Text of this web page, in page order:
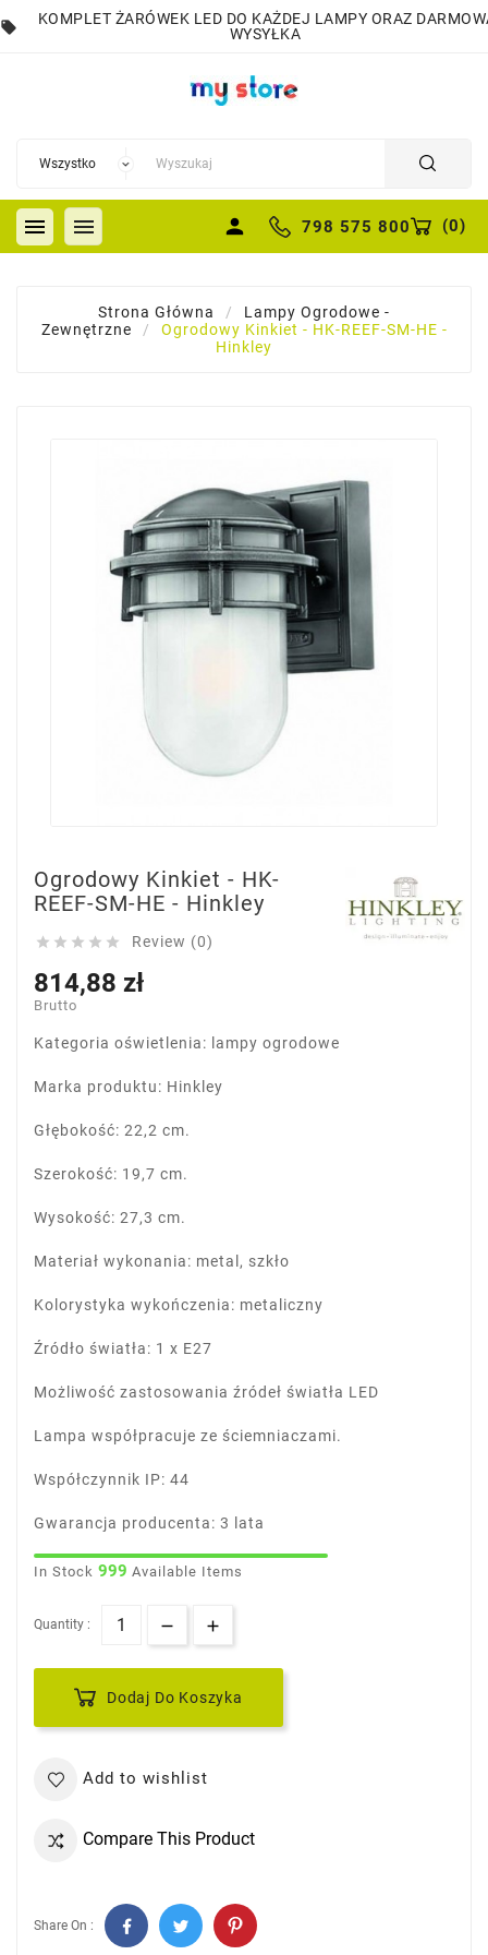
local_offer
KOMPLET ŻARÓWEK LED DO KAŻDEJ LAMPY ORAZ
WYSYŁKA
  person 798 575 800 (0)
Strona Główna
Lampy Ogrodowe -
Zewnętrzne
Ogrodowy Kinkiet - HK-REEF-SM-HE -
Hinkley
Ogrodowy Kinkiet - HK-
REEF-SM-HE - Hinkley
     Review (0)
814,88 zł
Brutto
Kategoria oświetlenia: lampy ogrodowe
Marka produktu: Hinkley
Głębokość: 22,2 cm.
Szerokość: 19,7 cm.
Wysokość: 27,3 cm.
Materiał wykonania: metal, szkło
Kolorystyka wykończenia: metaliczny
Źródło światła: 1 x E27
Możliwość zastosowania źródeł światła LED
Lampa współpracuje ze ściemniaczami.
Współczynnik IP: 44
Gwarancja producenta: 3 lata
In Stock 999 Available Items
Quantity :
Dodaj Do Koszyka
Add to wishlist
Compare This Product
Share On :